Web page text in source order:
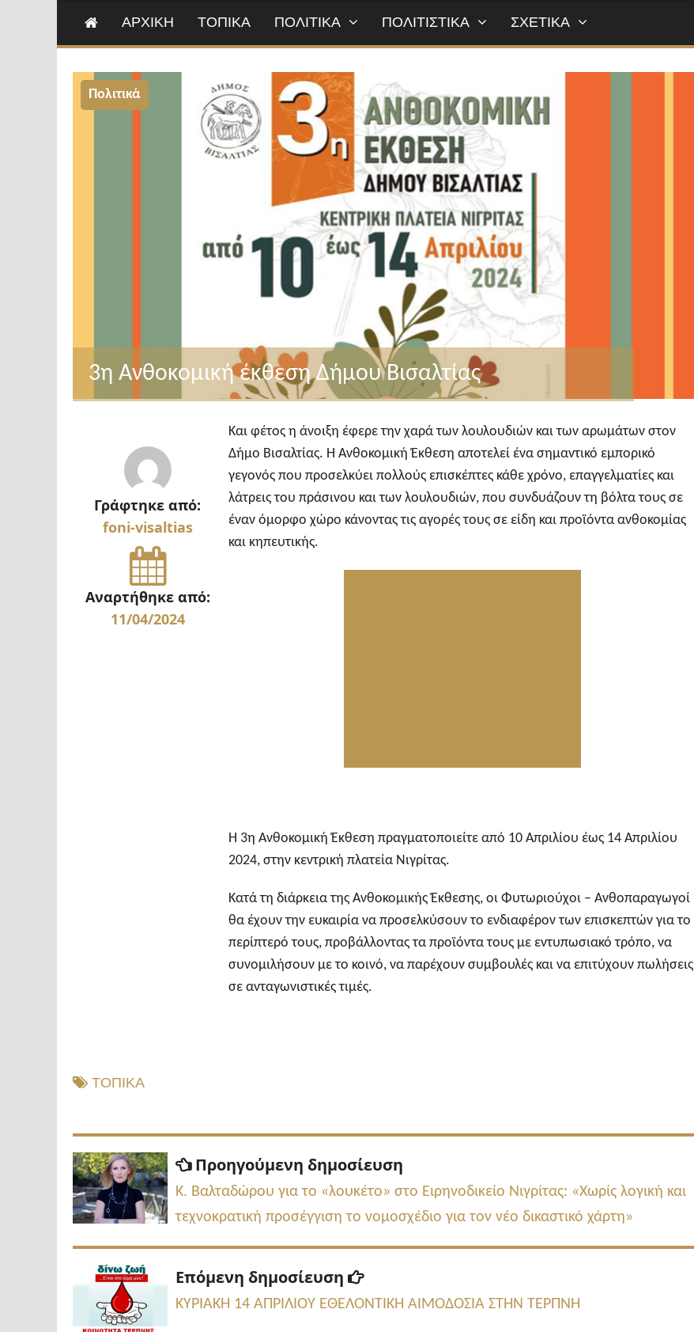
ΑΡΧΙΚΗ ΤΟΠΙΚΑ ΠΟΛΙΤΙΚΑ ΠΟΛΙΤΙΣΤΙΚΑ ΣΧΕΤΙΚΑ
Πολιτικά
3η Ανθοκομική έκθεση Δήμου Βισαλτίας
Γράφτηκε από:
foni-visaltias
Αναρτήθηκε από:
11/04/2024
Και φέτος η άνοιξη έφερε την χαρά των λουλουδιών και των αρωμάτων στον
Δήμο Βισαλτίας. Η Ανθοκομική Έκθεση αποτελεί ένα σημαντικό εμπορικό
γεγονός που προσελκύει πολλούς επισκέπτες κάθε χρόνο, επαγγελματίες και
λάτρεις του πράσινου και των λουλουδιών, που συνδυάζουν τη βόλτα τους σε
έναν όμορφο χώρο κάνοντας τις αγορές τους σε είδη και προϊόντα ανθοκομίας
και κηπευτικής.
Η 3η Ανθοκομική Έκθεση πραγματοποιείτε από 10 Απριλίου έως 14 Απριλίου
2024, στην κεντρική πλατεία Νιγρίτας.
Κατά τη διάρκεια της Ανθοκομικής Έκθεσης, οι Φυτωριούχοι – Ανθοπαραγωγοί
θα έχουν την ευκαιρία να προσελκύσουν το ενδιαφέρον των επισκεπτών για το
περίπτερό τους, προβάλλοντας τα προϊόντα τους με εντυπωσιακό τρόπο, να
συνομιλήσουν με το κοινό, να παρέχουν συμβουλές και να επιτύχουν πωλήσεις
σε ανταγωνιστικές τιμές.
ΤΟΠΙΚΑ
Πλοήγηση
άρθρων
Προηγούμενη δημοσίευση
δημοσίευση:
Κ. Βαλταδώρου για το «λουκέτο» στο Ειρηνοδικείο Νιγρίτας: «Χωρίς λογική και
τεχνοκρατική προσέγγιση το νομοσχέδιο για τον νέο δικαστικό χάρτη»
Επόμενη δημοσίευση
Επόμενη
δημοσίευση:
ΚΥΡΙΑΚΗ 14 ΑΠΡΙΛΙΟΥ ΕΘΕΛΟΝΤΙΚΗ ΑΙΜΟΔΟΣΙΑ ΣΤΗΝ ΤΕΡΠΝΗ